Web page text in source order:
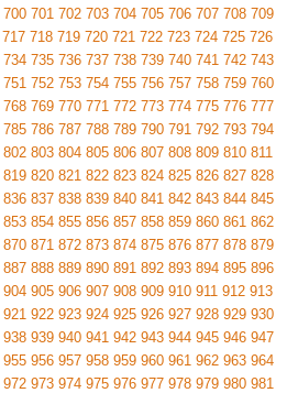
700 701 702 703 704 705 706 707 708 709
717 718 719 720 721 722 723 724 725 726
734 735 736 737 738 739 740 741 742 743
751 752 753 754 755 756 757 758 759 760
768 769 770 771 772 773 774 775 776 777
785 786 787 788 789 790 791 792 793 794
802 803 804 805 806 807 808 809 810 811
819 820 821 822 823 824 825 826 827 828
836 837 838 839 840 841 842 843 844 845
853 854 855 856 857 858 859 860 861 862
870 871 872 873 874 875 876 877 878 879
887 888 889 890 891 892 893 894 895 896
904 905 906 907 908 909 910 911 912 913
921 922 923 924 925 926 927 928 929 930
938 939 940 941 942 943 944 945 946 947
955 956 957 958 959 960 961 962 963 964
972 973 974 975 976 977 978 979 980 981